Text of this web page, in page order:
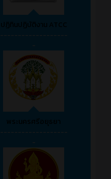
ปฏิทินปฏิบัติงาน ATCC
-------------------
-
พระนครศรีอยุธยา
-------------------
-